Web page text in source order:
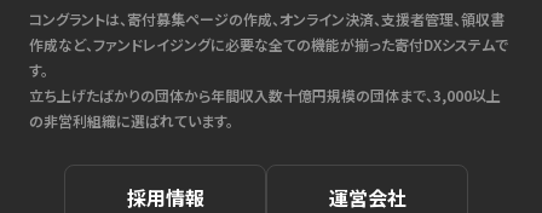
コングラントは、寄付募集ページの作成、オンライン決済、支援者管理、領収書
作成など、ファンドレイジングに必要な全ての機能が揃った寄付DXシステムで
す。
立ち上げたばかりの団体から年間収入数十億円規模の団体まで、3,000以上
の非営利組織に選ばれています。
採用情報 運営会社